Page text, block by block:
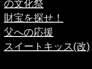
の文化祭
財宝を探せ！
父への応援
スイートキッス(改)